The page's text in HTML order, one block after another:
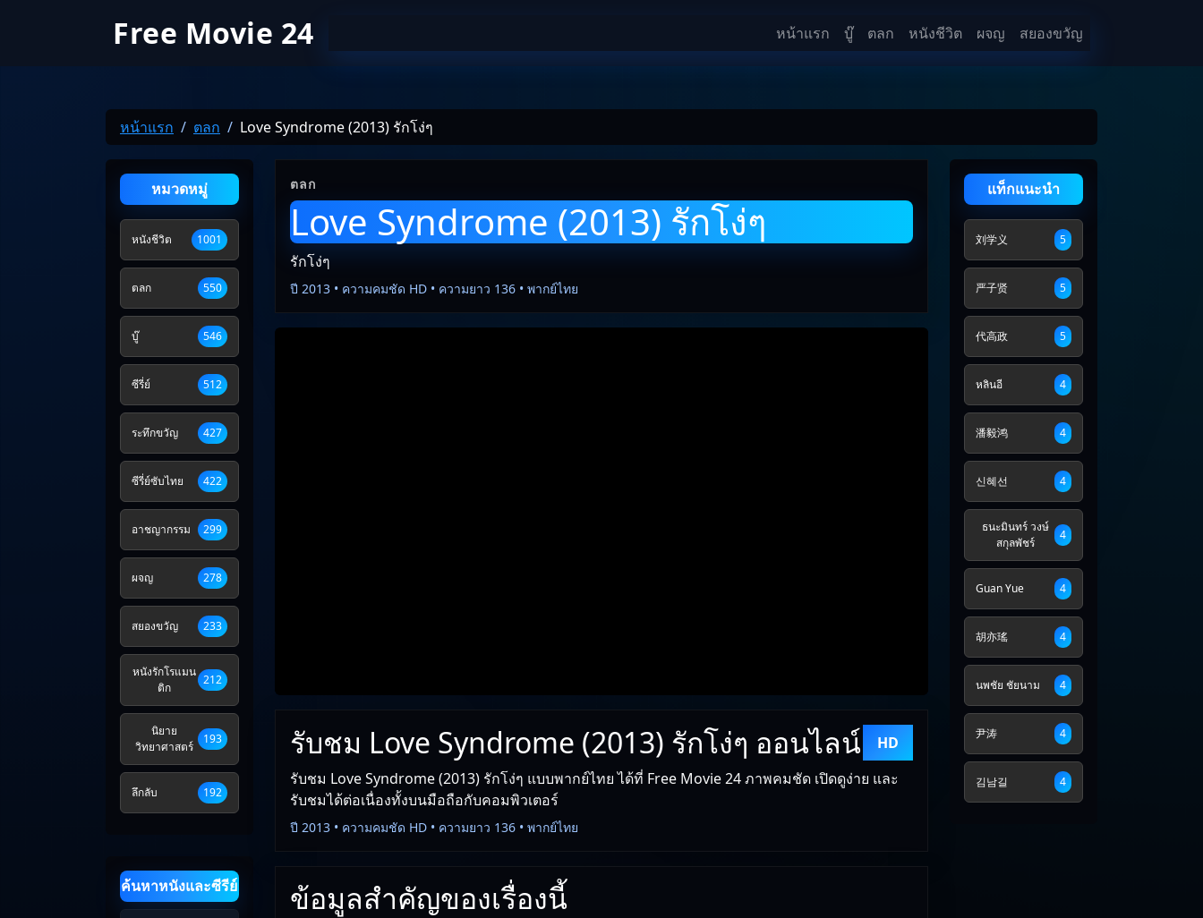
Free Movie 24 หน้าแรก บู๊ ตลก หนังชีวิต ผจญ สยองขวัญ
หน้าแรก ตลก Love Syndrome (2013) รักโง่ๆ
หมวดหมู่
หนังชีวิต 1001
ตลก 550
บู๊ 546
ซีรี่ย์ 512
ระทึกขวัญ 427
ซีรี่ย์ซับไทย 422
อาชญากรรม 299
ผจญ 278
สยองขวัญ 233
หนังรักโรแมน
ติก
212
นิยาย
วิทยาศาสตร์
193
ลึกลับ 192
ค้นหาหนังและซีรีย์
ตลก
Love Syndrome (2013) รักโง่ๆ
รักโง่ๆ
ปี 2013 • ความคมชัด HD • ความยาว 136 • พากย์ไทย
รับชม Love Syndrome (2013) รักโง่ๆ ออนไลน์
HD
รับชม Love Syndrome (2013) รักโง่ๆ แบบพากย์ไทย ได้ที่ Free Movie 24 ภาพคมชัด เปิดดูง่าย และ
รับชมได้ต่อเนื่องทั้งบนมือถือกับคอมพิวเตอร์
ปี 2013 • ความคมชัด HD • ความยาว 136 • พากย์ไทย
ข้อมูลสำคัญของเรื่องนี้
แท็กแนะนำ
刘学义 5
严子贤 5
代高政 5
หลินอี 4
潘毅鸿 4
신혜선 4
ธนะมินทร์ วงษ์
สกุลพัชร์
4
Guan Yue 4
胡亦瑤 4
นพชัย ชัยนาม 4
尹涛 4
김남길 4